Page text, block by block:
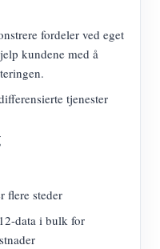
fordeler ved eget
kundene med å
tjenester
flere steder
data i bulk for